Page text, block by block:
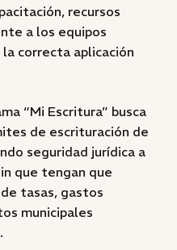
recursos
a los equipos
correcta aplicación
“Mi Escritura” busca
de escrituración de
seguridad jurídica a
que tengan que
tasas, gastos
municipales